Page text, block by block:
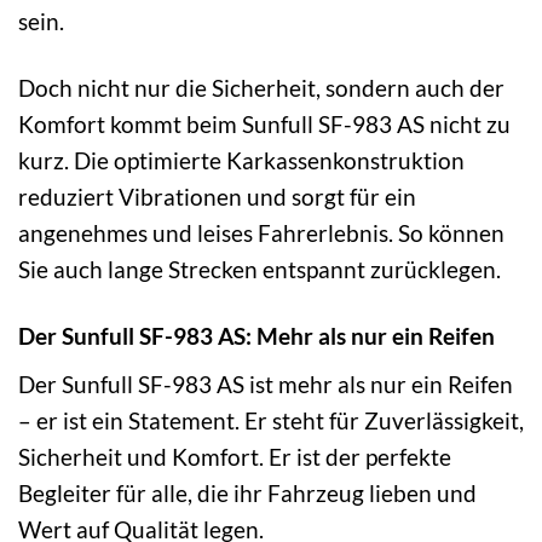
sein.
Doch nicht nur die Sicherheit, sondern auch der
Komfort kommt beim Sunfull SF-983 AS nicht zu
kurz. Die optimierte Karkassenkonstruktion
reduziert Vibrationen und sorgt für ein
angenehmes und leises Fahrerlebnis. So können
Sie auch lange Strecken entspannt zurücklegen.
Der Sunfull SF-983 AS: Mehr als nur ein Reifen
Der Sunfull SF-983 AS ist mehr als nur ein Reifen
– er ist ein Statement. Er steht für Zuverlässigkeit,
Sicherheit und Komfort. Er ist der perfekte
Begleiter für alle, die ihr Fahrzeug lieben und
Wert auf Qualität legen.